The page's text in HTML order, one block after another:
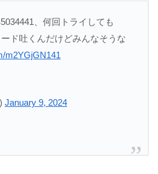
、何回トライしても
ド吐くんだけどみんなそうな
m2YGjGN141
January 9, 2024